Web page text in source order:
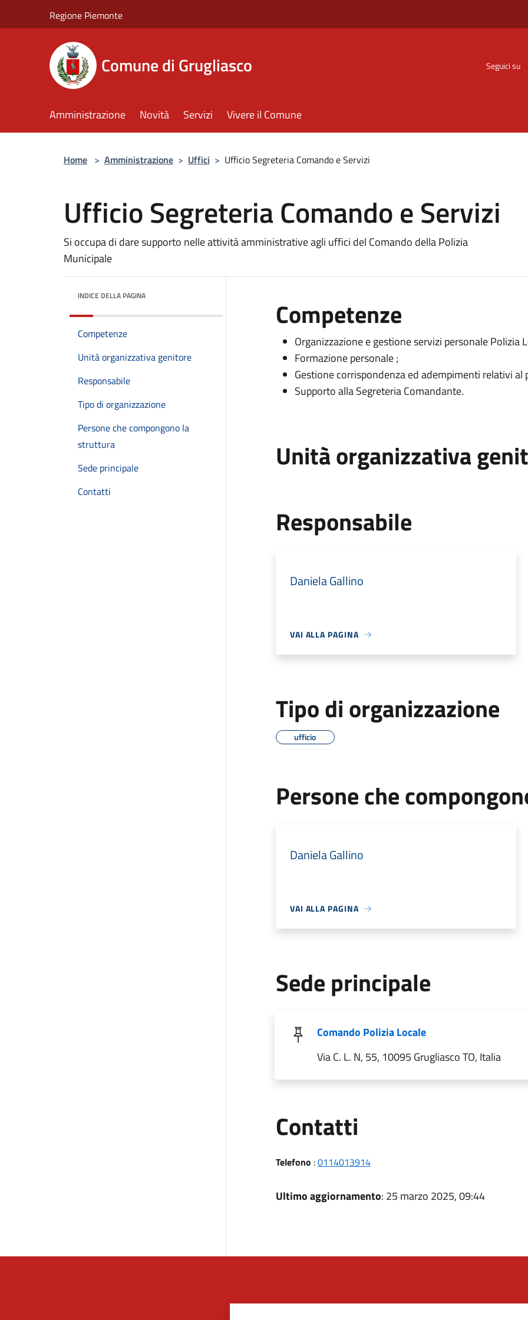
Regione Piemonte
Comune di Grugliasco Seguici su
Amministrazione Novità Servizi Vivere il Comune
Home > Amministrazione > Uffici > Ufficio Segreteria Comando e Servizi
Ufficio Segreteria Comando e Servizi
Si occupa di dare supporto nelle attività amministrative agli uffici del Comando della Polizia
Municipale
INDICE DELLA PAGINA
Competenze
Unità organizzativa genitore
Responsabile
Tipo di organizzazione
Persone che compongono la
struttura
Sede principale
Contatti
Competenze
Organizzazione e gestione servizi personale Polizia
Formazione personale ;
Gestione corrispondenza ed adempimenti relativi al
Supporto alla Segreteria Comandante.
Unità organizzativa
Responsabile
Daniela Gallino
VAI ALLA PAGINA
Tipo di organizzazione
ufficio
Persone che
Daniela Gallino
VAI ALLA PAGINA
Sede principale
Comando Polizia Locale
Via C. L. N, 55, 10095 Grugliasco TO, Italia
Contatti
Telefono :0114013914
Ultimo aggiornamento: 25 marzo 2025, 09:44